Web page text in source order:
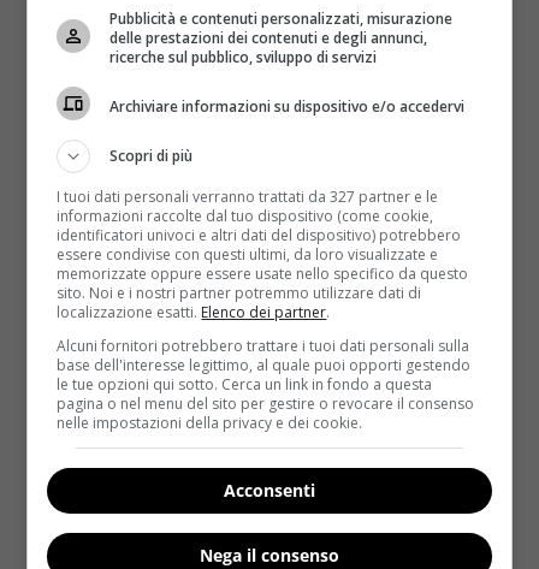
i due convoleranno a nozze a settembre
nonostante lui sia destinato a rimanere vedovo
prima dei 30 anni
Mail, ha raccontato l’intera vicenda motivando la sua
decisione con il forte sentimento che prova per
Anna.
Pubblicità e contenuti personalizzati, misurazione
delle prestazioni dei contenuti e degli annunci,
ricerche sul pubblico, sviluppo di servizi
Archiviare informazioni su dispositivo e/o accedervi
Scopri di più
I tuoi dati personali verranno trattati da 327 partner e le
informazioni raccolte dal tuo dispositivo (come cookie,
identificatori univoci e altri dati del dispositivo) potrebbero
essere condivise con questi ultimi, da loro visualizzate e
memorizzate oppure essere usate nello specifico da questo
sito. Noi e i nostri partner potremmo utilizzare dati di
localizzazione esatti. Elenco dei partner.
Alcuni fornitori potrebbero trattare i tuoi dati personali sulla
base dell'interesse legittimo, al quale puoi opporti gestendo
le tue opzioni qui sotto. Cerca un link in fondo a questa
pagina o nel menu del sito per gestire o revocare il consenso
nelle impostazioni della privacy e dei cookie.
Acconsenti
Nega il consenso